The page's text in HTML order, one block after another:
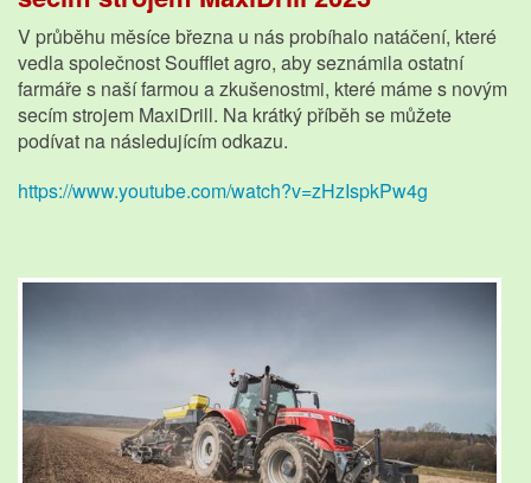
V průběhu měsíce března u nás probíhalo natáčení, které
vedla společnost Soufflet agro, aby seznámila ostatní
farmáře s naší farmou a zkušenostmi, které máme s novým
secím strojem MaxiDrill. Na krátký příběh se můžete
podívat na následujícím odkazu.
https://www.youtube.com/watch?v=zHzIspkPw4g